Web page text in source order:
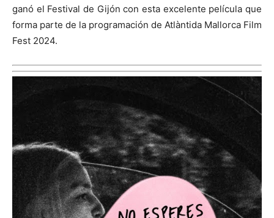
ganó el Festival de Gijón con esta excelente película que
forma parte de la programación de Atlàntida Mallorca Film
Fest 2024.